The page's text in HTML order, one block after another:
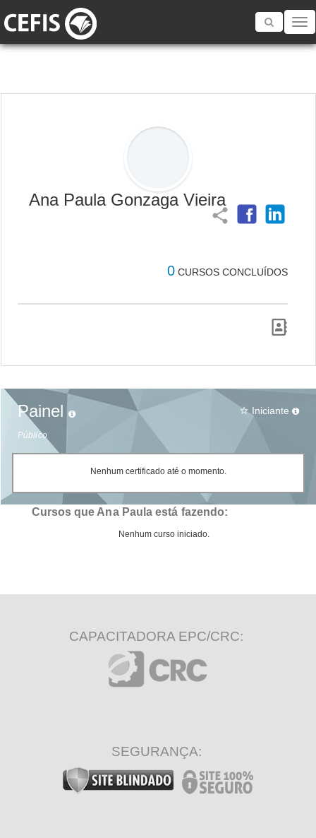
Toggle
Ana Paula Gonzaga Vieira
share
0 CURSOS CONCLUÍDOS
Painel
Público
star_border Iniciante
Nenhum certificado até o momento.
Cursos que Ana Paula está fazendo:
Nenhum curso iniciado.
CAPACITADORA EPC/CRC:
SEGURANÇA: